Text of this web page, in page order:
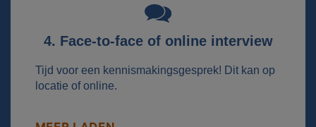
4. Face-to-face of online interview
Tijd voor een kennismakingsgesprek! Dit kan op
locatie of online.